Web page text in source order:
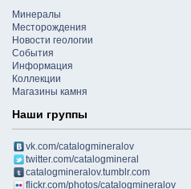
Минералы
Месторождения
Новости геологии
События
Информация
Коллекции
Магазины камня
Наши группы
vk.com/catalogmineralov
twitter.com/catalogmineral
catalogmineralov.tumblr.com
flickr.com/photos/catalogmineralov